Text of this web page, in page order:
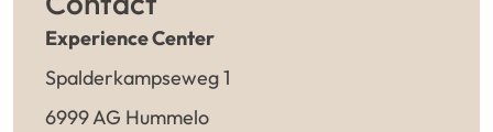
Experience Center
Spalderkampseweg 1
6999 AG Hummelo